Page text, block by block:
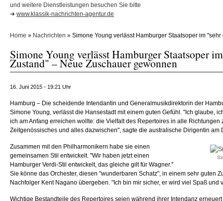
und weitere Dienstleistungen besuchen Sie bitte
➜ www.klassik-nachrichten-agentur.de
Home » Nachrichten » Simone Young verlässt Hamburger Staatsoper im "sehr
Simone Young verlässt Hamburger Staatsoper
Zustand" – Neue Zuschauer gewonnen
16. Juni 2015 - 19:21 Uhr
Hamburg – Die scheidende Intendantin und Generalmusikdirektorin der
Simone Young, verlässt die Hansestadt mit einem guten Gefühl. "Ich glaube,
ich am Anfang erreichen wollte: die Vielfalt des Repertoires in alle Richtungen
Zeitgenössisches und alles dazwischen", sagte die australische Dirigentin am
Zusammen mit den Philharmonikern habe sie einen
gemeinsamen Stil entwickelt. "Wir haben jetzt einen
Hamburger Verdi-Stil entwickelt, das gleiche gilt für Wagner."
Sie könne das Orchester, diesen "wunderbaren Schatz", in einem sehr guten
Nachfolger Kent Nagano übergeben. "Ich bin mir sicher, er wird viel Spaß und
Wichtige Bestandteile des Repertoires seien während ihrer Intendanz